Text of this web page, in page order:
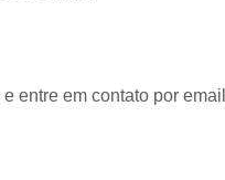
e entre em contato por